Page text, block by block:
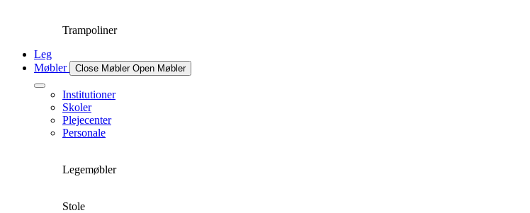
Trampoliner
Leg
Møbler
Close Møbler Open Møbler
Institutioner
Skoler
Plejecenter
Personale
Legemøbler
Stole